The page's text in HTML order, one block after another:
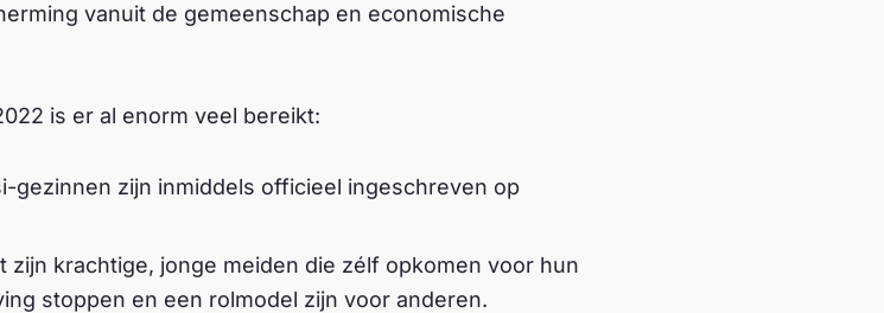
vanuit de gemeenschap en economische
is er al enorm veel bereikt:
gezinnen zijn inmiddels officieel ingeschreven op
zijn krachtige, jonge meiden die zélf opkomen voor hun
stoppen en een rolmodel zijn voor anderen.